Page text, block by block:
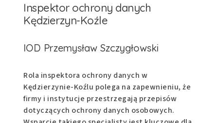
Inspektor ochrony danych
Kędzierzyn-Koźle
IOD Przemysław Szczygłowski
Rola inspektora ochrony danych w
Kędzierzynie-Koźlu polega na zapewnieniu, że
firmy i instytucje przestrzegają przepisów
dotyczących ochrony danych osobowych.